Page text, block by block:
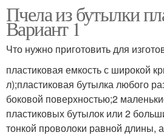
Пчела из бутылки
Вариант 1
Что нужно приготовить для
пластиковая емкость с широкой
л);пластиковая бутылка любого
боковой поверхностью;2
пластиковых бутылок или 2
тонкой проволоки равной длины,